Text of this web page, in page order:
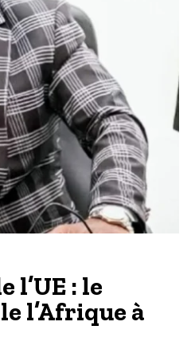
l’UE : le
l’Afrique à